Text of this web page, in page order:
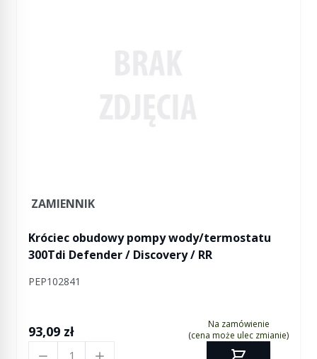
ZAMIENNIK
Króciec obudowy pompy wody/termostatu
300Tdi Defender / Discovery / RR
PEP102841
93,09 zł
Na zamówienie
(cena może ulec zmianie)